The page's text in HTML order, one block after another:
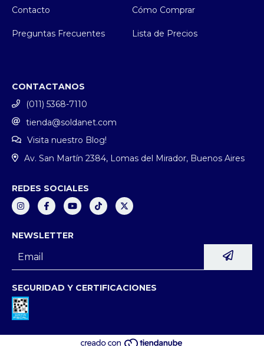
Contacto Cómo Comprar
Preguntas Frecuentes Lista de Precios
CONTACTANOS
(011) 5368-7110
tienda@soldanet.com
Visita nuestro Blog!
Av. San Martín 2384, Lomas del Mirador, Buenos Aires
REDES SOCIALES
NEWSLETTER
SEGURIDAD Y CERTIFICACIONES